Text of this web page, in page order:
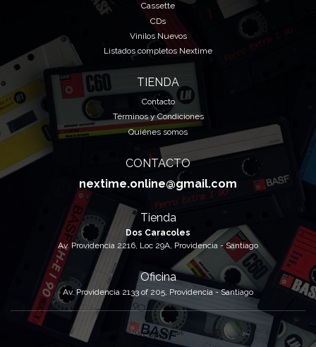
Cassette
CDs
Vinilos Nuevos
Listados completos Nextime
TIENDA
Contacto
Términos y Condiciones
Quiénes somos
CONTACTO
nextime.online@gmail.com
Tienda
Dos Caracoles
Av. Providencia 2216, Loc 29A, Providencia - Santiago
Oficina
Av. Providencia 2133 of 205, Providencia - Santiago